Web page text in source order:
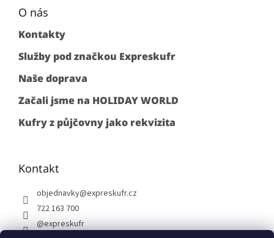
O nás
Kontakty
Služby pod značkou Expreskufr
Naše doprava
Začali jsme na HOLIDAY WORLD
Kufry z půjčovny jako rekvizita
Kontakt
objednavky@expreskufr.cz
722 163 700
@expreskufr